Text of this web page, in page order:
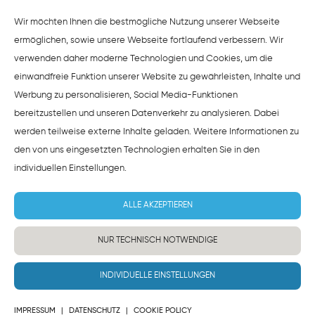
HINWEISE ZUM DATENSCHUTZ
Wir möchten Ihnen die bestmögliche Nutzung unserer Webseite
ermöglichen, sowie unsere Webseite fortlaufend verbessern. Wir
verwenden daher moderne Technologien und Cookies, um die
einwandfreie Funktion unserer Website zu gewährleisten, Inhalte und
Werbung zu personalisieren, Social Media-Funktionen
bereitzustellen und unseren Datenverkehr zu analysieren. Dabei
werden teilweise externe Inhalte geladen. Weitere Informationen zu
den von uns eingesetzten Technologien erhalten Sie in den
individuellen Einstellungen.
ALLE AKZEPTIEREN
NUR TECHNISCH NOTWENDIGE
IMPRESSUM DATENSCHUTZ COOKIE POLICY
INDIVIDUELLE EINSTELLUNGEN